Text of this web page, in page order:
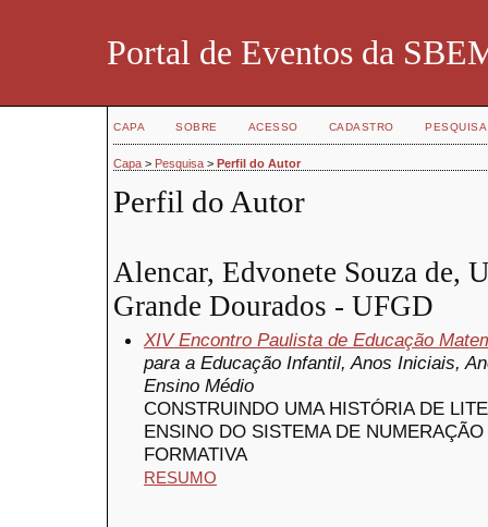
Portal de Eventos da
CAPA SOBRE ACESSO CADASTRO PESQUISA
Capa > Pesquisa > Perfil do Autor
Perfil do Autor
Alencar, Edvonete Souza de,
Grande Dourados - UFGD
XIV Encontro Paulista de Educação
para a Educação Infantil, Anos Iniciais,
Ensino Médio
CONSTRUINDO UMA HISTÓRIA DE
ENSINO DO SISTEMA DE
FORMATIVA
RESUMO